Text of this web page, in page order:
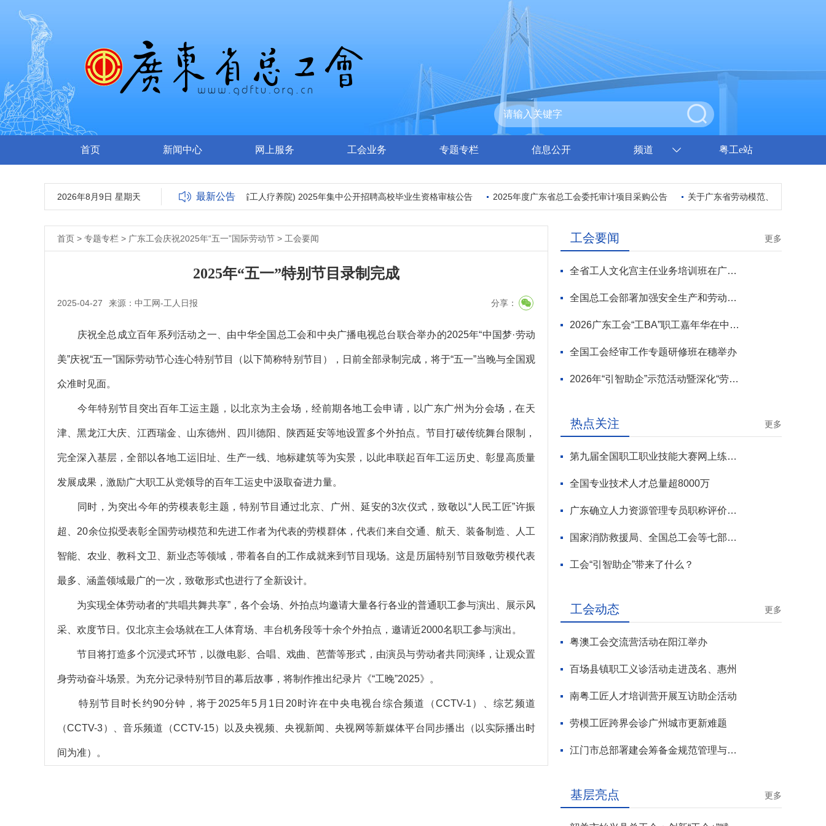
首页 新闻中心 网上服务 工会业务 专题专栏 信息公开 频道 粤工e站
2026年8月9日 星期天 最新公告
广东省工人医院(广东省工人疗养院) 2025年集中公开招聘高校毕业生资格审核公告 2025年度广东省总工会委托审计项目采购公告 关于广东省劳动模范、先进工作者和
首页 > 专题专栏 > 广东工会庆祝2025年“五一”国际劳动节 > 工会要闻
2025年“五一”特别节目录制完成
2025-04-27 来源：中工网-工人日报 分享：
庆祝全总成立百年系列活动之一、由中华全国总工会和中央广播电视总台联合举办的2025年“中国梦·劳动
美”庆祝“五一”国际劳动节心连心特别节目（以下简称特别节目），日前全部录制完成，将于“五一”当晚与全国观
众准时见面。
今年特别节目突出百年工运主题，以北京为主会场，经前期各地工会申请，以广东广州为分会场，在天
津、黑龙江大庆、江西瑞金、山东德州、四川德阳、陕西延安等地设置多个外拍点。节目打破传统舞台限制，
完全深入基层，全部以各地工运旧址、生产一线、地标建筑等为实景，以此串联起百年工运历史、彰显高质量
发展成果，激励广大职工从党领导的百年工运史中汲取奋进力量。
同时，为突出今年的劳模表彰主题，特别节目通过北京、广州、延安的3次仪式，致敬以“人民工匠”许振
超、20余位拟受表彰全国劳动模范和先进工作者为代表的劳模群体，代表们来自交通、航天、装备制造、人工
智能、农业、教科文卫、新业态等领域，带着各自的工作成就来到节目现场。这是历届特别节目致敬劳模代表
最多、涵盖领域最广的一次，致敬形式也进行了全新设计。
为实现全体劳动者的“共唱共舞共享”，各个会场、外拍点均邀请大量各行各业的普通职工参与演出、展示风
采、欢度节日。仅北京主会场就在工人体育场、丰台机务段等十余个外拍点，邀请近2000名职工参与演出。
节目将打造多个沉浸式环节，以微电影、合唱、戏曲、芭蕾等形式，由演员与劳动者共同演绎，让观众置
身劳动奋斗场景。为充分记录特别节目的幕后故事，将制作推出纪录片《“工晚”2025》。
特别节目时长约90分钟，将于2025年5月1日20时许在中央电视台综合频道（CCTV-1）、综艺频道
（CCTV-3）、音乐频道（CCTV-15）以及央视频、央视新闻、央视网等新媒体平台同步播出（以实际播出时
间为准）。
工会要闻 更多
全省工人文化宫主任业务培训班在广州开班
全国总工会部署加强安全生产和劳动保护工作
2026广东工会“工BA”职工嘉年华在中山举行
全国工会经审工作专题研修班在穗举办
2026年“引智助企”示范活动暨深化“劳模工匠进万企”专项行动启动
热点关注 更多
第九届全国职工职业技能大赛网上练兵正式启动
全国专业技术人才总量超8000万
广东确立人力资源管理专员职称评价标准
国家消防救援局、全国总工会等七部门联合部署 开展全民消防安全素质提升行动
工会“引智助企”带来了什么？
工会动态 更多
粤澳工会交流营活动在阳江举办
百场县镇职工义诊活动走进茂名、惠州
南粤工匠人才培训营开展互访助企活动
劳模工匠跨界会诊广州城市更新难题
江门市总部署建会筹备金规范管理与基层工会组建攻坚行动
基层亮点 更多